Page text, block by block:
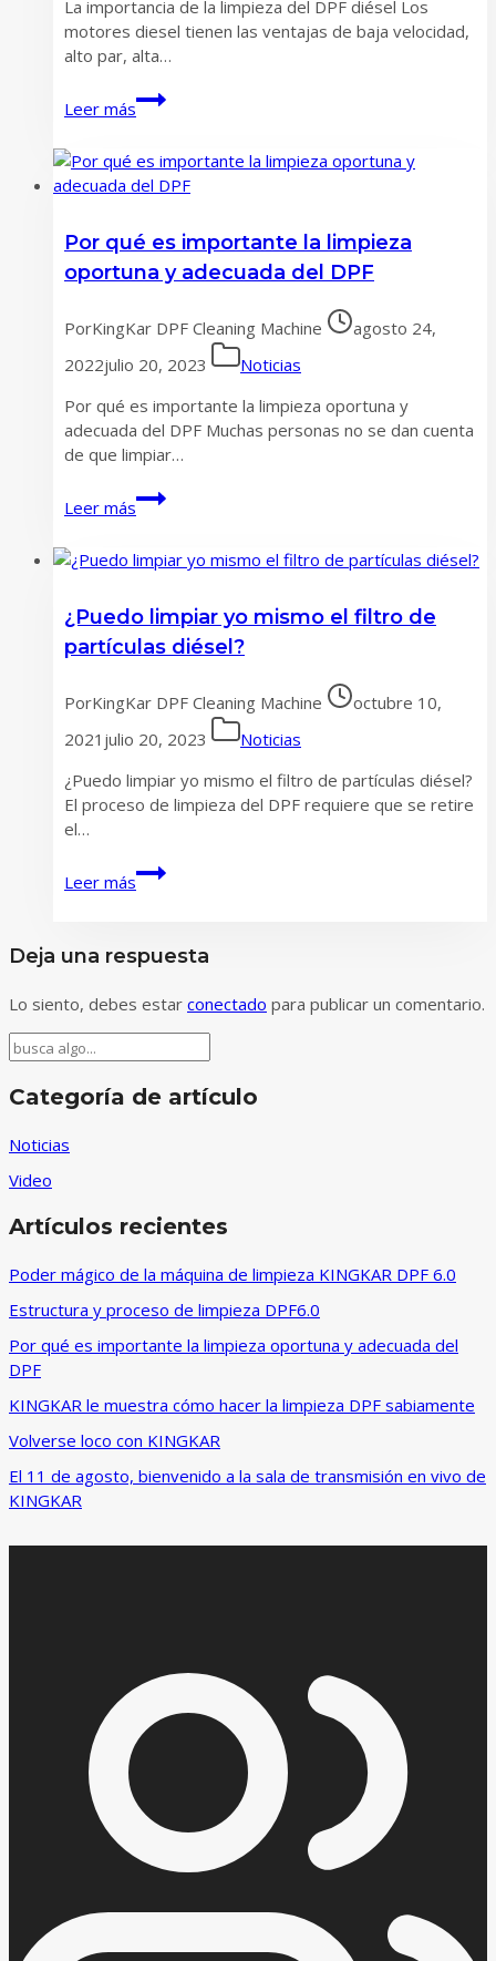
La importancia de la limpieza del DPF diésel Los
motores diesel tienen las ventajas de baja velocidad,
alto par, alta…
Leer más
La
importancia
la
limpieza
DPF
diésel
Por qué es importante la limpieza
oportuna y adecuada del DPF
PorKingKar DPF Cleaning Machine
agosto 24,
2022julio 20, 2023
Noticias
Por qué es importante la limpieza oportuna y
adecuada del DPF Muchas personas no se dan cuenta
de que limpiar…
Leer más
Por
qué
importante
limpieza
oportuna
del
DPF
¿Puedo limpiar yo mismo el filtro de
partículas diésel?
PorKingKar DPF Cleaning Machine
octubre 10,
2021 julio 20, 2023
Noticias
¿Puedo limpiar yo mismo el filtro de partículas diésel?
El proceso de limpieza del DPF requiere que se retire
el…
Leer más
¿Puedo
limpiar
el
de
partículas
diésel?
Deja una respuesta
Lo siento, debes estar conectado para publicar un comentario.
Buscar
Categoría de artículo
Noticias
Video
Artículos recientes
Poder mágico de la máquina de limpieza KINGKAR DPF 6.0
Estructura y proceso de limpieza DPF6.0
Por qué es importante la limpieza oportuna y adecuada del
DPF
KINGKAR le muestra cómo hacer la limpieza DPF sabiamente
Volverse loco con KINGKAR
El 11 de agosto, bienvenido a la sala de transmisión en vivo de
KINGKAR